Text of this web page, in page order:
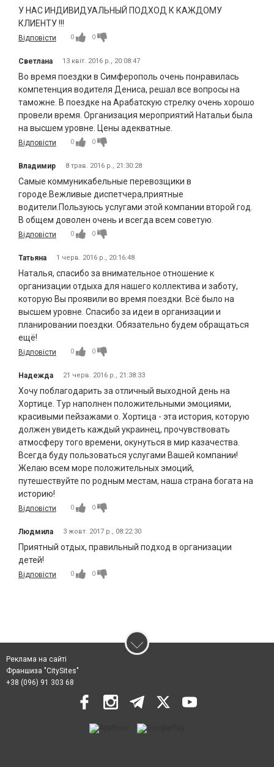
У НАС ИНДИВИДУАЛЬНЫЙ ПОДХОД К КАЖДОМУ
КЛИЕНТУ !!!
Відповісти 0 0
Светлана 13 квіт. 2016 р., 20:08:47
Во время поездки в Симферополь очень понравилась
компетенция водителя Дениса, решал все вопросы на
таможне. В поездке на Арабатскую стрелку очень хорошо
провели время. Организация мероприятий Натальи была
на высшем уровне. Цены адекватные.
Відповісти 0 0
Владимир 8 трав. 2016 р., 21:30:28
Самые коммуникабельные перевозщики в
городе.Вежливые диспетчера,приятные
водители.Пользуюсь услугами этой компании второй год.
В общем доволен очень и всегда всем советую.
Відповісти 0 0
Татьяна 1 черв. 2016 р., 20:16:48
Наталья, спасибо за внимательное отношение к
организации отдыха для нашего коллектива и заботу,
которую Вы проявили во время поездки. Всё было на
высшем уровне. Спасибо за идеи в организации и
планировании поездки. Обязательно будем обращаться
ещё!
Відповісти 0 0
Надежда 21 черв. 2016 р., 21:38:33
Хочу поблагодарить за отличный выходной день на
Хортице. Тур наполнен положительными эмоциями,
красивыми пейзажами о. Хортица - эта история, которую
должен увидеть каждый украинец, прочувствовать
атмосферу того времени, окунуться в мир казачества.
Всегда буду пользоваться услугами Вашей компании!
Желаю всем море положительных эмоций,
путешествуйте по родным местам, наша страна богата на
историю!
Відповісти 0 0
Людмила 3 жовт. 2017 р., 08:22:30
Приятный отдых, правильный подход в организации
детей!
Відповісти 0 0
Реклама на сайті
Франшиза "CitySites"
+38 (096) 91 303 68